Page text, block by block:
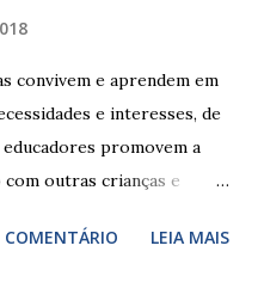
convivem e aprendem em
e interesses, de
promovem a
outras crianças e
educação integral e de
LEIA MAIS